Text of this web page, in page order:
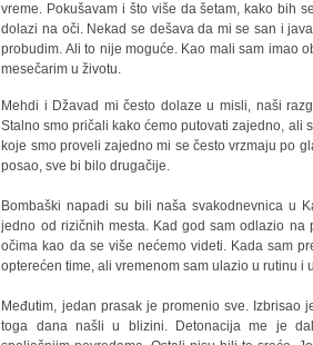
vreme. Pokušavam i što više da šetam, kako bih
dolazi na oči. Nekad se dešava da mi se san i
probudim. Ali to nije moguće. Kao mali sam imao
mesečarim u životu.
Mehdi i Džavad mi često dolaze u misli, naši
Stalno smo pričali kako ćemo putovati zajedno, ali
koje smo proveli zajedno mi se često vrzmaju po
posao, sve bi bilo drugačije.
Bombaški napadi su bili naša svakodnevnica u
jedno od rizičnih mesta. Kad god sam odlazio na
očima kao da se više nećemo videti. Kada sam
opterećen time, ali vremenom sam ulazio u rutinu i
Međutim, jedan prasak je promenio sve.
toga dana našli u blizini. Detonacija me je